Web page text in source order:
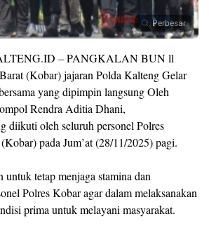
Perbesar
– PANGKALAN BUN ll
(Kobar) jajaran Polda Kalteng Gelar
yang dipimpin langsung Oleh
Rendra Aditia Dhani,
diikuti oleh seluruh personel Polres
pada Jum’at (28/11/2025) pagi.
tetap menjaga stamina dan
Polres Kobar agar dalam melaksanakan
prima untuk melayani masyarakat.